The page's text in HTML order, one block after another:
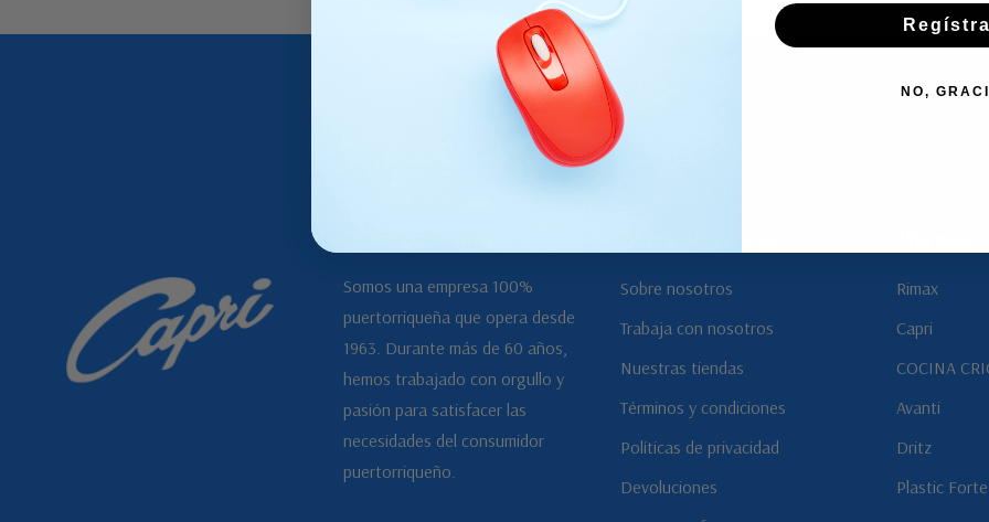
Somos una empresa 100%
puertorriqueña que opera desde
1963. Durante más de 60 años,
hemos trabajado con orgullo y
pasión para satisfacer las
necesidades del consumidor
puertorriqueño.
Sobre nosotros
Trabaja con nosotros
Nuestras tiendas
Términos y condiciones
Políticas de privacidad
Devoluciones
Rimax
Capri
COCINA
Avanti
Dritz
Plastic Forte
NO,